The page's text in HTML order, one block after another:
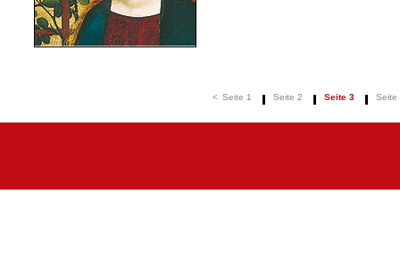
< Seite 1 Seite 2 Seite 3 Seite